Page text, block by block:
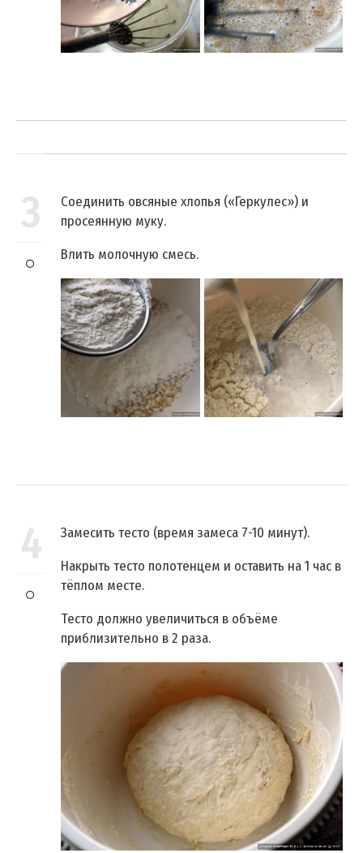
3
Соединить овсяные хлопья («Геркулес») и
просеянную муку.
Влить молочную смесь.
4
Замесить тесто (время замеса 7-10 минут).
Накрыть тесто полотенцем и оставить на 1 час в
тёплом месте.
Тесто должно увеличиться в объёме
приблизительно в 2 раза.